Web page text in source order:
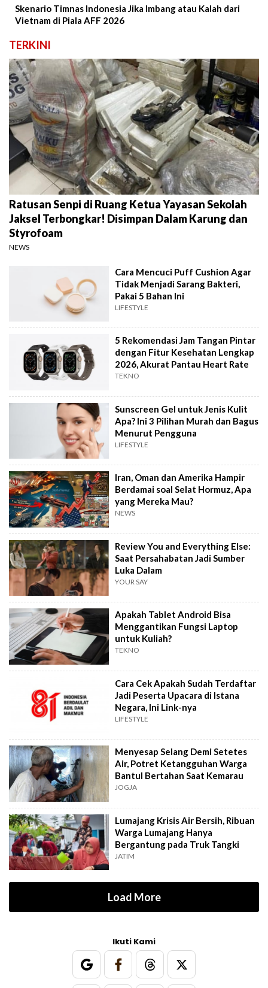
Skenario Timnas Indonesia Jika Imbang atau Kalah dari
Vietnam di Piala AFF 2026
TERKINI
Ratusan Senpi di Ruang Ketua Yayasan Sekolah
Jaksel Terbongkar! Disimpan Dalam Karung dan
Styrofoam
NEWS
Cara Mencuci Puff Cushion Agar
Tidak Menjadi Sarang Bakteri,
Pakai 5 Bahan Ini
LIFESTYLE
5 Rekomendasi Jam Tangan Pintar
dengan Fitur Kesehatan Lengkap
2026, Akurat Pantau Heart Rate
TEKNO
Sunscreen Gel untuk Jenis Kulit
Apa? Ini 3 Pilihan Murah dan Bagus
Menurut Pengguna
LIFESTYLE
Iran, Oman dan Amerika Hampir
Berdamai soal Selat Hormuz, Apa
yang Mereka Mau?
NEWS
Review You and Everything Else:
Saat Persahabatan Jadi Sumber
Luka Dalam
YOUR SAY
Apakah Tablet Android Bisa
Menggantikan Fungsi Laptop
untuk Kuliah?
TEKNO
Cara Cek Apakah Sudah Terdaftar
Jadi Peserta Upacara di Istana
Negara, Ini Link-nya
LIFESTYLE
Menyesap Selang Demi Setetes
Air, Potret Ketangguhan Warga
Bantul Bertahan Saat Kemarau
JOGJA
Lumajang Krisis Air Bersih, Ribuan
Warga Lumajang Hanya
Bergantung pada Truk Tangki
JATIM
Load More
Ikuti Kami